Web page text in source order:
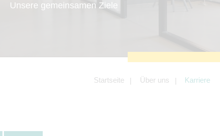
Unsere gemeinsamen Ziele
Startseite Über uns Karriere
Angebotes einschließlich der
Angeboten von z.B. Facebook und